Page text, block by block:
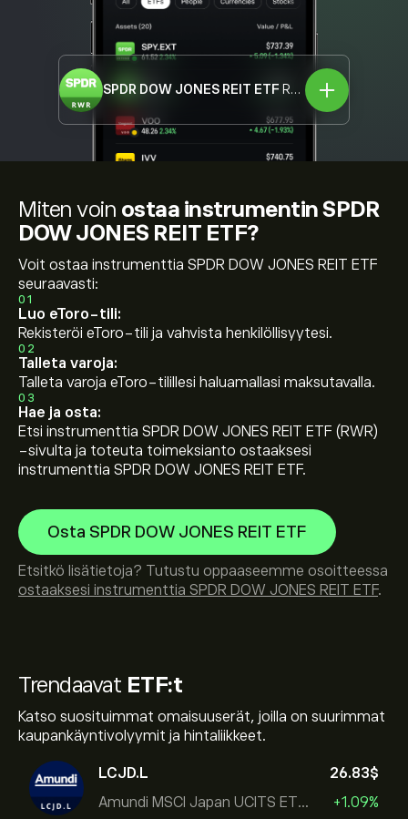
SPDR DOW JONES REIT ETF RWR
Trendaavat ETF:t
Katso suosituimmat omaisuuserät, joilla on suurimmat
kaupankäyntivolyymit ja hintaliikkeet.
LCJD.L
Amundi MSCI Japan UCITS ETF Acc
26.83‎$‎
+1.09%
Miten voin ostaa instrumentin SPDR
DOW JONES REIT ETF?
Voit ostaa instrumenttia SPDR DOW JONES REIT ETF
seuraavasti:
01
Luo eToro-tili:
Rekisteröi eToro-tili ja vahvista henkilöllisyytesi.
02
Talleta varoja:
Talleta varoja eToro-tilillesi haluamallasi maksutavalla.
03
Hae ja osta:
Etsi instrumenttia SPDR DOW JONES REIT ETF (RWR)
-sivulta ja toteuta toimeksianto ostaaksesi
instrumenttia SPDR DOW JONES REIT ETF.
Osta SPDR DOW JONES REIT ETF
Etsitkö lisätietoja? Tutustu oppaaseemme osoitteessa
ostaaksesi instrumenttia SPDR DOW JONES REIT ETF.